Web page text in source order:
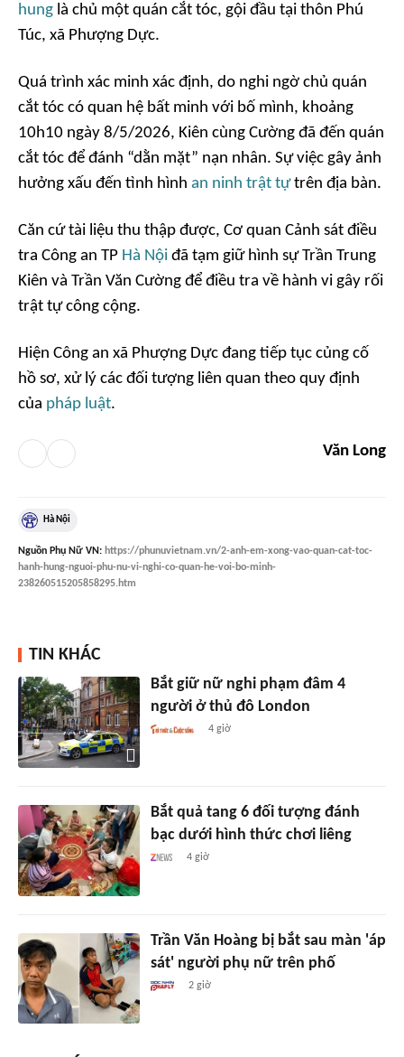
hung là chủ một quán cắt tóc, gội đầu tại thôn Phú
Túc, xã Phượng Dực.
Quá trình xác minh xác định, do nghi ngờ chủ quán
cắt tóc có quan hệ bất minh với bố mình, khoảng
10h10 ngày 8/5/2026, Kiên cùng Cường đã đến quán
cắt tóc để đánh “dằn mặt” nạn nhân. Sự việc gây ảnh
hưởng xấu đến tình hình an ninh trật tựtrên địa bàn.
Căn cứ tài liệu thu thập được, Cơ quan Cảnh sát điều
tra Công an TP Hà Nội đã tạm giữ hình sự Trần Trung
Kiên và Trần Văn Cường để điều tra về hành vi gây rối
trật tự công cộng.
Hiện Công an xã Phượng Dực đang tiếp tục củng cố
hồ sơ, xử lý các đối tượng liên quan theo quy định
của pháp luật.
Văn Long
Hà Nội
Nguồn Phụ Nữ VN: https://phunuvietnam.vn/2-anh-em-xong-vao-quan-cat-toc-
hanh-hung-nguoi-phu-nu-vi-nghi-co-quan-he-voi-bo-minh-
238260515205858295.htm
TIN KHÁC
Bắt giữ nữ nghi phạm đâm 4
người ở thủ đô London
4 giờ
Bắt quả tang 6 đối tượng đánh
bạc dưới hình thức chơi liêng
4 giờ
Trần Văn Hoàng bị bắt sau màn 'áp
sát' người phụ nữ trên phố
2 giờ